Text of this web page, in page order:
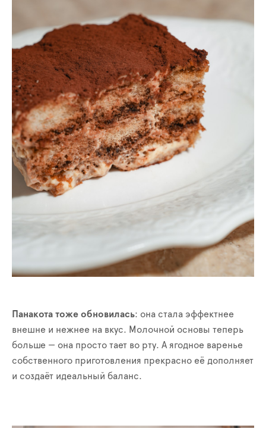
Панакота тоже обновилась: она стала эффектнее
внешне и нежнее на вкус. Молочной основы теперь
больше — она просто тает во рту. А ягодное варенье
собственного приготовления прекрасно её дополняет
и создаёт идеальный баланс.